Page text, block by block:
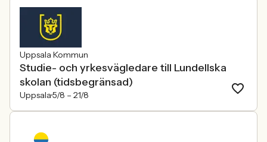
Uppsala Kommun
Studie- och yrkesvägledare till Lundellska
skolan (tidsbegränsad)
Uppsala5/8 – 21/8